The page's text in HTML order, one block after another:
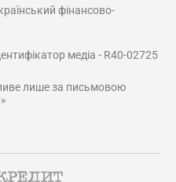
фінансово-
медіа - R40-02725
лише за письмовою